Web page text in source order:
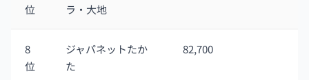
位
ラ・大地
8
位
ジャパネットたか
た
82,700